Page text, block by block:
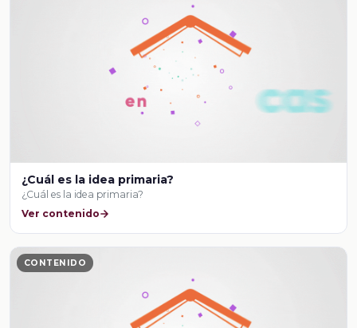
¿Cuál es la idea primaria?
¿Cuál es la idea primaria?
Ver contenido
CONTENIDO